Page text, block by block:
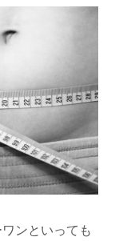
ンといっても